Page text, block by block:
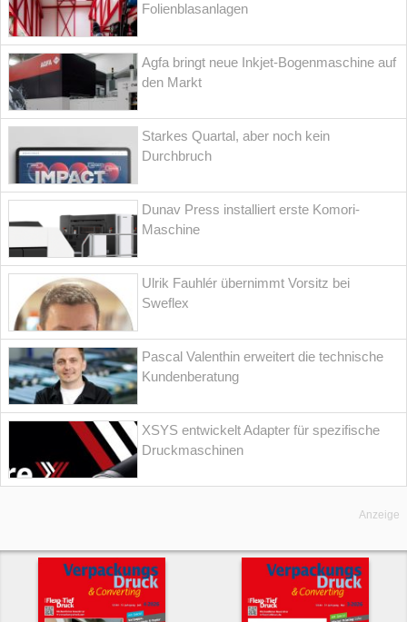
Folienblasanlagen
Agfa bringt neue Inkjet-Bogenmaschine auf
den Markt
Starkes Quartal, aber noch kein
Durchbruch
Dunav Press installiert erste Komori-
Maschine
Ulrik Fauhlér übernimmt Vorsitz bei
Sweflex
Pascal Valenthin erweitert die technische
Kundenberatung
XSYS entwickelt Adapter für spezifische
Druckmaschinen
Anzeige